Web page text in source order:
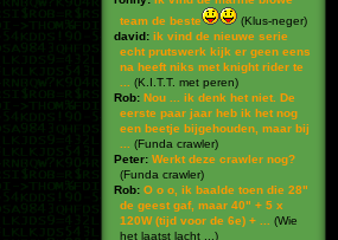
team de beste
(Klus-neger)
david: ik vind de nieuwe serie
echt prutswerk kijk er geen eens
na heeft niks met knight rider te
(K.I.T.T. met peren)
Rob: Nou ... ik denk het niet. De
eerste paar jaar heb ik het nog
een beetje bijgehouden, maar bij
(Funda crawler)
Peter: Werkt deze crawler nog?
(Funda crawler)
Rob: O o o, ik baalde toen die 28"
de geest gaf, maar 40" + 5 x
120W (tijd voor de 6e) + ...
(Wie
het laatst lacht ... )